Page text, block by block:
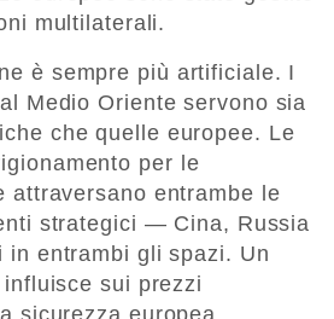
multilaterali.
è sempre più artificiale. I
Medio Oriente servono sia
che quelle europee. Le
per le
attraversano entrambe le
strategici — Cina, Russia
entrambi gli spazi. Un
sui prezzi
sicurezza europea.